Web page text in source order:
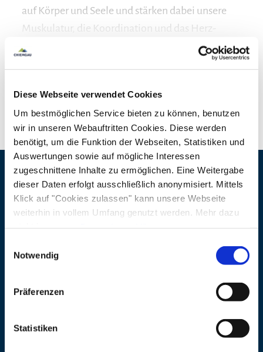
Diese Webseite verwendet Cookies
Um bestmöglichen Service bieten zu können, benutzen
wir in unseren Webauftritten Cookies. Diese werden
benötigt, um die Funktion der Webseiten, Statistiken und
Auswertungen sowie auf mögliche Interessen
zugeschnittene Inhalte zu ermöglichen. Eine Weitergabe
dieser Daten erfolgt ausschließlich anonymisiert. Mittels
Klick auf "Cookies zulassen" kann unsere Webseite
weiterhin in vollem Umfang genutzt werden. Mehr dazu
steht in unserer Datenschutzerklärung.
gelistet.
Notwendig
Präferenzen
Statistiken
auf Körper und Seele und stärken dabei unsere
Muskulatur, die Koordination und das Herz-
Kreislauf-System.
Bei MommySteps ist das Baby mit dabei!
Entweder im Bauch, oder in der Trage.
Als ausgebildete Trageberaterin kontrolliere ich
den korrekten Sitz und gebe euch
Hilfestellungen, egal ob ihr an der Brust oder auf
dem Rücken tragen möchtet.
Wichtig ist mir hier: Alles kann, nichts muss-
Etwas Spielmaterial bringe ich immer mit.
mehr lesen
Veranstaltungsort
Adresse
Kurpark Bergen
83346 Bergen
Veranstalter
Familienbegleitung Dr. Lena